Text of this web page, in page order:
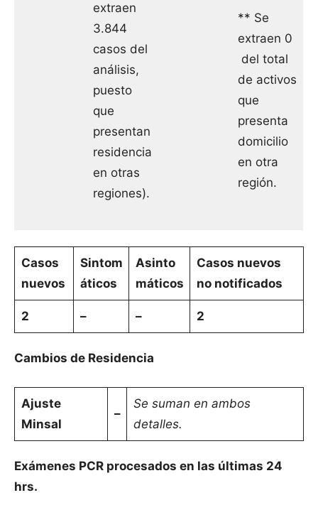
extraen
3.844
casos del
análisis,
puesto
que
presentan
residencia
en otras
regiones).
** Se
extraen 0
del total
de activos
que
presenta
domicilio
en otra
región.
Casos
nuevos
Sintom
áticos
Asinto
máticos
Casos nuevos
no notificados
2 – – 2
Cambios de Residencia
Ajuste
Minsal
–
Se suman en ambos
detalles.
Exámenes PCR procesados en las últimas 24
hrs.